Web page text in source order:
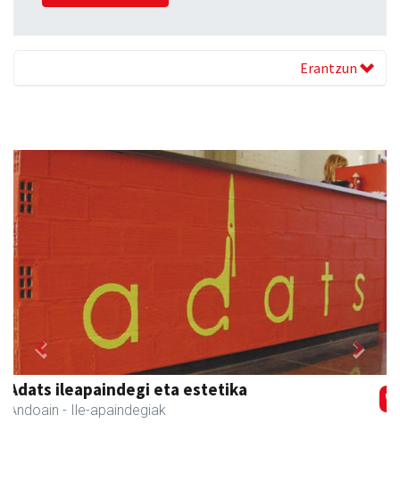
Erantzun
Txindoki taberna
Andoain
Previous Next